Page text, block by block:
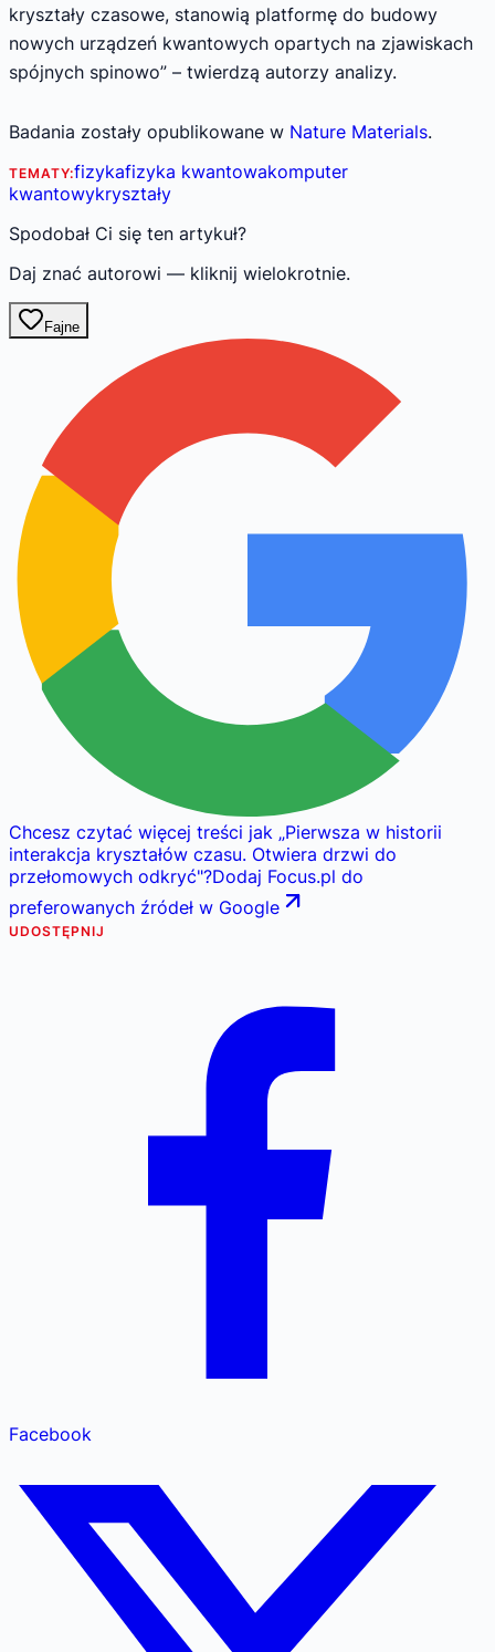
kryształy czasowe, stanowią platformę do budowy
nowych urządzeń kwantowych opartych na zjawiskach
spójnych spinowo” – twierdzą autorzy analizy.
Badania zostały opublikowane w Nature Materials.
TEMATY:fizykafizyka kwantowakomputer
kwantowykryształy
Spodobał Ci się ten artykuł?
Daj znać autorowi — kliknij wielokrotnie.
Fajne
Chcesz czytać więcej treści jak „Pierwsza w historii
interakcja kryształów czasu. Otwiera drzwi do
przełomowych odkryć"?Dodaj Focus.pl do
preferowanych źródeł w Google
UDOSTĘPNIJ
Facebook